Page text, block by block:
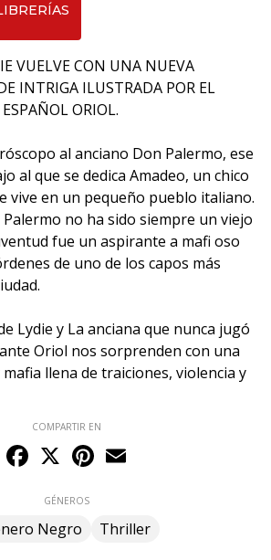
VUELVE CON UNA NUEVA
INTRIGA ILUSTRADA POR EL
ORIOL.
al anciano Don Palermo, ese
al que se dedica Amadeo, un chico
vive en un pequeño pueblo italiano.
no ha sido siempre un viejo
fue un aspirante a mafi oso
de uno de los capos más
Lydie y La anciana que nunca jugó
Oriol nos sorprenden con una
llena de traiciones, violencia y
COMPARTIR EN
Facebook
X Pinterest
GÉNEROS
Negro Thriller